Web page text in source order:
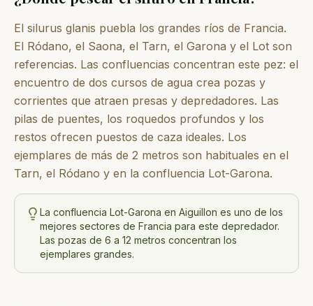
El silurus glanis puebla los grandes ríos de Francia.
El Ródano, el Saona, el Tarn, el Garona y el Lot son
referencias. Las confluencias concentran este pez: el
encuentro de dos cursos de agua crea pozas y
corrientes que atraen presas y depredadores. Las
pilas de puentes, los roquedos profundos y los
restos ofrecen puestos de caza ideales. Los
ejemplares de más de 2 metros son habituales en el
Tarn, el Ródano y en la confluencia Lot-Garona.
La confluencia Lot-Garona en Aiguillon es uno de los
mejores sectores de Francia para este depredador.
Las pozas de 6 a 12 metros concentran los
ejemplares grandes.